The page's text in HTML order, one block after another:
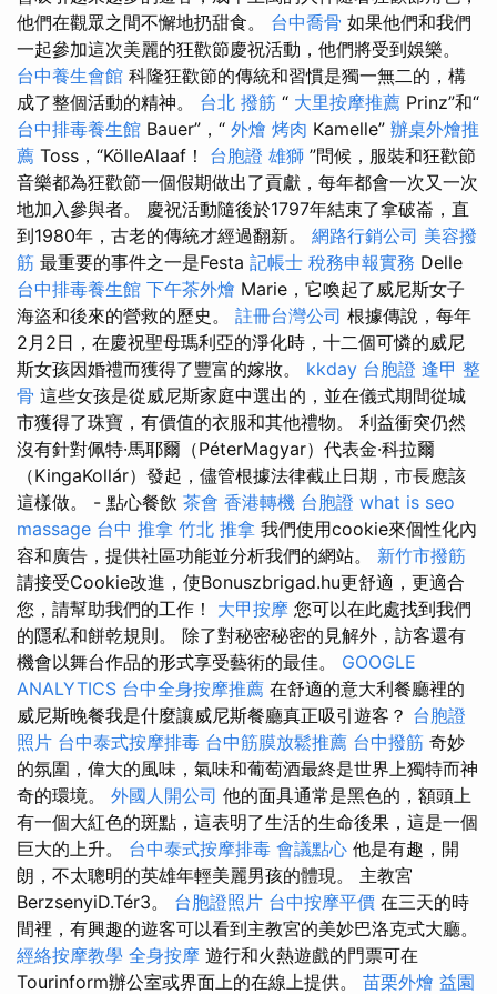
他們在觀眾之間不懈地扔甜食。 台中喬骨 如果他們和我們
一起參加這次美麗的狂歡節慶祝活動，他們將受到娛樂。
台中養生會館 科隆狂歡節的傳統和習慣是獨一無二的，構
成了整個活動的精神。 台北 撥筋 “ 大里按摩推薦 Prinz”和“
台中排毒養生館 Bauer”，“ 外燴 烤肉 Kamelle” 辦桌外燴推
薦 Toss，“KölleAlaaf！ 台胞證 雄獅 ”問候，服裝和狂歡節
音樂都為狂歡節一個假期做出了貢獻，每年都會一次又一次
地加入參與者。 慶祝活動隨後於1797年結束了拿破崙，直
到1980年，古老的傳統才經過翻新。 網路行銷公司 美容撥
筋 最重要的事件之一是Festa 記帳士 稅務申報實務 Delle
台中排毒養生館 下午茶外燴 Marie，它喚起了威尼斯女子
海盜和後來的營救的歷史。 註冊台灣公司 根據傳說，每年
2月2日，在慶祝聖母瑪利亞的淨化時，十二個可憐的威尼
斯女孩因婚禮而獲得了豐富的嫁妝。 kkday 台胞證 逢甲 整
骨 這些女孩是從威尼斯家庭中選出的，並在儀式期間從城
市獲得了珠寶，有價值的衣服和其他禮物。 利益衝突仍然
沒有針對佩特·馬耶爾（PéterMagyar）代表金·科拉爾
（KingaKollár）發起，儘管根據法律截止日期，市長應該
這樣做。 - 點心餐飲 茶會 香港轉機 台胞證 what is seo
massage 台中 推拿 竹北 推拿 我們使用cookie來個性化內
容和廣告，提供社區功能並分析我們的網站。 新竹市撥筋
請接受Cookie改進，使Bonuszbrigad.hu更舒適，更適合
您，請幫助我們的工作！ 大甲按摩 您可以在此處找到我們
的隱私和餅乾規則。 除了對秘密秘密的見解外，訪客還有
機會以舞台作品的形式享受藝術的最佳。 GOOGLE
ANALYTICS 台中全身按摩推薦 在舒適的意大利餐廳裡的
威尼斯晚餐我是什麼讓威尼斯餐廳真正吸引遊客？ 台胞證
照片 台中泰式按摩排毒 台中筋膜放鬆推薦 台中撥筋 奇妙
的氛圍，偉大的風味，氣味和葡萄酒最終是世界上獨特而神
奇的環境。 外國人開公司 他的面具通常是黑色的，額頭上
有一個大紅色的斑點，這表明了生活的生命後果，這是一個
巨大的上升。 台中泰式按摩排毒 會議點心 他是有趣，開
朗，不太聰明的英雄年輕美麗男孩的體現。 主教宮
BerzsenyiD.Tér3。 台胞證照片 台中按摩平價 在三天的時
間裡，有興趣的遊客可以看到主教宮的美妙巴洛克式大廳。
經絡按摩教學 全身按摩 遊行和火熱遊戲的門票可在
Tourinform辦公室或界面上的在線上提供。 苗栗外燴 益園